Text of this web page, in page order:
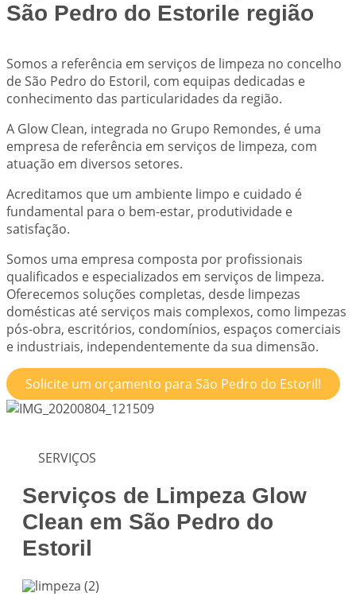
São Pedro do Estorile região
Somos a referência em serviços de limpeza no concelho
de São Pedro do Estoril, com equipas dedicadas e
conhecimento das particularidades da região.
A Glow Clean, integrada no Grupo Remondes, é uma
empresa de referência em serviços de limpeza, com
atuação em diversos setores.
Acreditamos que um ambiente limpo e cuidado é
fundamental para o bem-estar, produtividade e
satisfação.
Somos uma empresa composta por profissionais
qualificados e especializados em serviços de limpeza.
Oferecemos soluções completas, desde limpezas
domésticas até serviços mais complexos, como limpezas
pós-obra, escritórios, condomínios, espaços comerciais
e industriais, independentemente da sua dimensão.
Solicite um orçamento para São Pedro do Estoril!
SERVIÇOS
Serviços de Limpeza Glow
Clean em São Pedro do
Estoril